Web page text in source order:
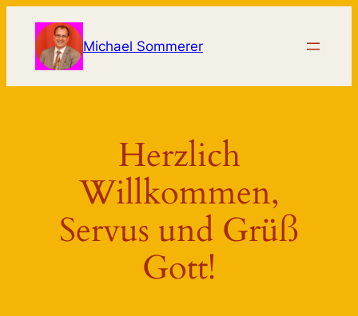
Inhalt
springen
Michael Sommerer
Herzlich
Willkommen,
Servus und Grüß
Gott!